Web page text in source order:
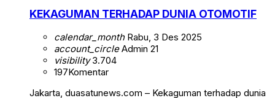
KEKAGUMAN TERHADAP DUNIA OTOMOTIF
calendar_monthRabu, 3 Des 2025
account_circleAdmin 21
visibility3.704
197Komentar
Jakarta, duasatunews.com – Kekaguman terhadap dunia